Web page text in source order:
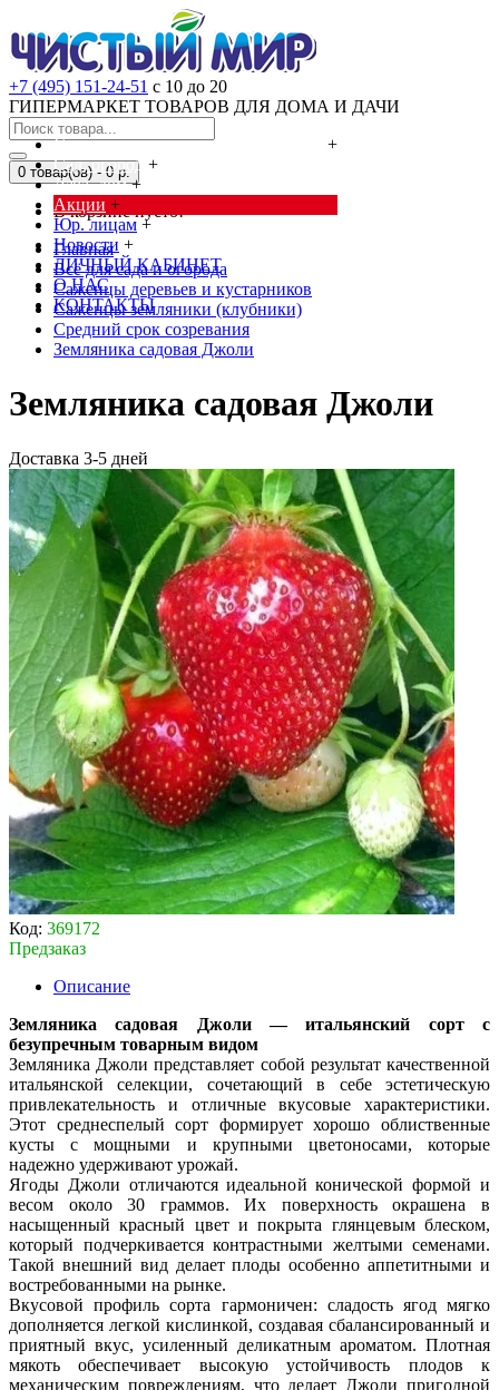
+7 (495) 151-24-51 с 10 до 20
ГИПЕРМАРКЕТ ТОВАРОВ ДЛЯ ДОМА И ДАЧИ
Cредства от насекомых и грызунов
+
Сад, огород +
Дача, дом +
Акции +
Юр. лицам +
Новости +
ЛИЧНЫЙ КАБИНЕТ
О НАС
КОНТАКТЫ
0 товар(ов) - 0 р.
В корзине пусто!
Главная
Всё для сада и огорода
Саженцы деревьев и кустарников
Саженцы земляники (клубники)
Средний срок созревания
Земляника садовая Джоли
Земляника садовая Джоли
Доставка 3-5 дней
Код: 369172
Предзаказ
Описание
Земляника садовая Джоли — итальянский сорт с
безупречным товарным видом
Земляника Джоли представляет собой результат качественной
итальянской селекции, сочетающий в себе эстетическую
привлекательность и отличные вкусовые характеристики.
Этот среднеспелый сорт формирует хорошо облиственные
кусты с мощными и крупными цветоносами, которые
надежно удерживают урожай.
Ягоды Джоли отличаются идеальной конической формой и
весом около 30 граммов. Их поверхность окрашена в
насыщенный красный цвет и покрыта глянцевым блеском,
который подчеркивается контрастными желтыми семенами.
Такой внешний вид делает плоды особенно аппетитными и
востребованными на рынке.
Вкусовой профиль сорта гармоничен: сладость ягод мягко
дополняется легкой кислинкой, создавая сбалансированный и
приятный вкус, усиленный деликатным ароматом. Плотная
мякоть обеспечивает высокую устойчивость плодов к
механическим повреждениям, что делает Джоли пригодной